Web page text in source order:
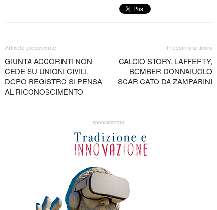
Articolo precedente
GIUNTA ACCORINTI NON
CEDE SU UNIONI CIVILI,
DOPO REGISTRO SI PENSA
AL RICONOSCIMENTO
Prossimo articolo
CALCIO STORY. LAFFERTY,
BOMBER DONNAIUOLO
SCARICATO DA ZAMPARINI
sponsorizzata